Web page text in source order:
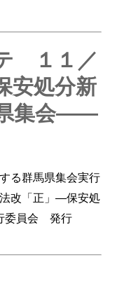
１１／
安処分新
集会――
る群馬県集会実行
改「正」―保安処
委員会 発行